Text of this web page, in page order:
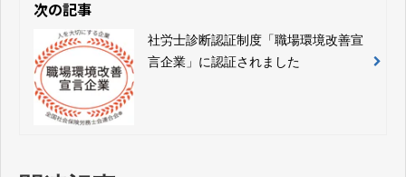
次の記事
社労士診断認証制度「職場環境改善宣
言企業」に認証されました